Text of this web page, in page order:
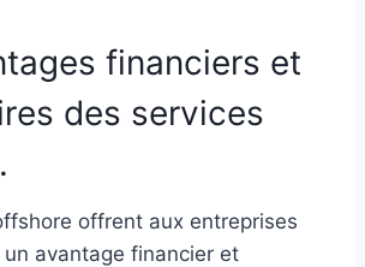
financiers et
des services
offrent aux entreprises
avantage financier et